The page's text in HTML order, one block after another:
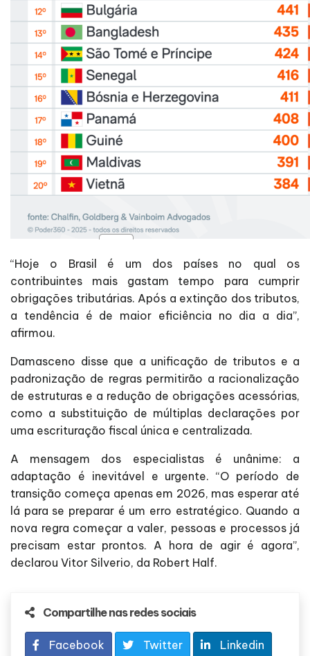
“Hoje o Brasil é um dos países no qual os
contribuintes mais gastam tempo para cumprir
obrigações tributárias. Após a extinção dos tributos,
a tendência é de maior eficiência no dia a dia”,
afirmou.
Damasceno disse que a unificação de tributos e a
padronização de regras permitirão a racionalização
de estruturas e a redução de obrigações acessórias,
como a substituição de múltiplas declarações por
uma escrituração fiscal única e centralizada.
A mensagem dos especialistas é unânime: a
adaptação é inevitável e urgente. “O período de
transição começa apenas em 2026, mas esperar até
lá para se preparar é um erro estratégico. Quando a
nova regra começar a valer, pessoas e processos já
precisam estar prontos. A hora de agir é agora”,
declarou Vitor Silverio, da Robert Half.
Compartilhe nas redes sociais
Facebook Twitter Linkedin